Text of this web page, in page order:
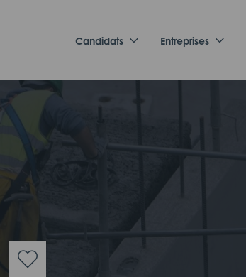
Candidats Entreprises